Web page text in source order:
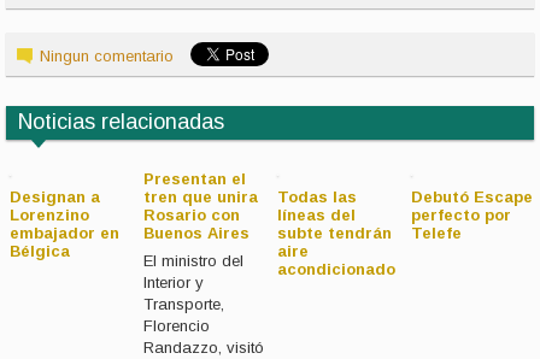
Ningun comentario
Noticias relacionadas
Designan a
Lorenzino
embajador en
Bélgica
Presentan el
tren que unira
Rosario con
Buenos Aires
El ministro del
Interior y
Transporte,
Florencio
Randazzo, visitó
Todas las
líneas del
subte tendrán
aire
acondicionado
Debutó Escape
perfecto por
Telefe